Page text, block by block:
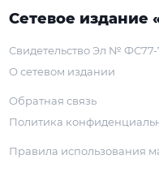
Сетевое издание
Свидетельство Эл № ФС77-
О сетевом издании
Обратная связь
Политика
Правила использования